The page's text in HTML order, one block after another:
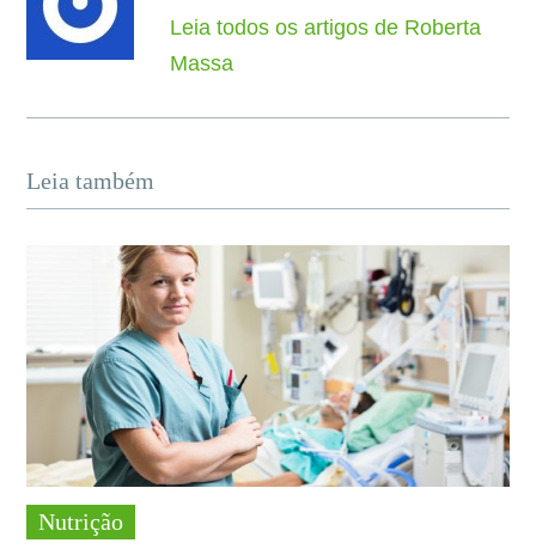
Leia todos os artigos de Roberta
Massa
Leia também
Nutrição